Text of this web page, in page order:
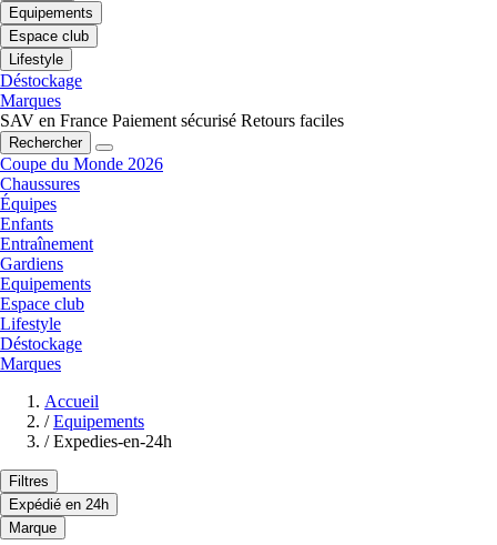
Equipements
Espace club
Lifestyle
Déstockage
Marques
SAV en France Paiement sécurisé Retours faciles
Rechercher
Coupe du Monde 2026
Chaussures
Équipes
Enfants
Entraînement
Gardiens
Equipements
Espace club
Lifestyle
Déstockage
Marques
Accueil
/ Equipements
/ Expedies-en-24h
Filtres
Expédié en 24h
Marque